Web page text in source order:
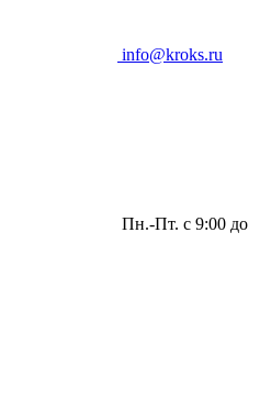
info@kroks.ru
Пн.-Пт. с 9:00 до